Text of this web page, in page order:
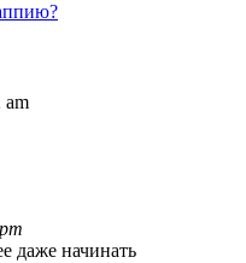
am
даже начинать